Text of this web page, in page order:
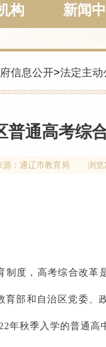
构 新闻
信息公开>法定主动
普通高考综
： 通辽市教育局 浏览
制度，高考综合改革
育部和自治区党委、
年秋季入学的普通高